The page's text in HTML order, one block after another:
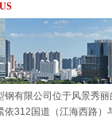
有限公司位于风景秀丽
312国道（江海西路）